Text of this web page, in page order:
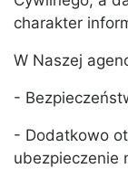
charakter
W Naszej
-
- Dodatkowo
ubezpieczenie